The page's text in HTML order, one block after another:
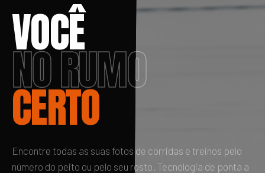
VOCÊ
NO RUMO
CERTO
Encontre todas as suas fotos de corridas e treinos pelo
número do peito ou pelo seu rosto. Tecnologia de ponta a